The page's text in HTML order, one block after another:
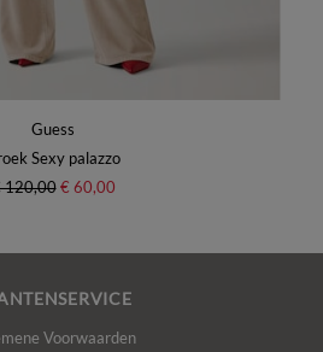
Guess
Sexy palazzo
120,00 € 60,00
Voorwaarden